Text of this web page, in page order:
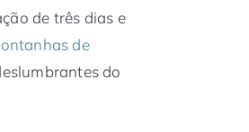
de três dias e
de
do